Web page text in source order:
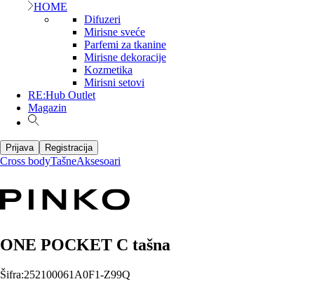
HOME
Difuzeri
Mirisne sveće
Parfemi za tkanine
Mirisne dekoracije
Kozmetika
Mirisni setovi
RE:Hub Outlet
Magazin
Prijava Registracija
Cross bodyTašneAksesoari
ONE POCKET C tašna
Šifra:252100061A0F1-Z99Q